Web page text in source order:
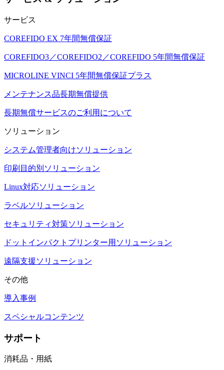
サービス
COREFIDO EX 7年間無償保証
COREFIDO3／COREFIDO2／COREFIDO 5年間無償保証
MICROLINE VINCI 5年間無償保証プラス
メンテナンス品長期無償提供
長期無償サービスのご利用について
ソリューション
システム管理者向けソリューション
印刷目的別ソリューション
Linux対応ソリューション
ラベルソリューション
セキュリティ対策ソリューション
ドットインパクトプリンター用ソリューション
遠隔支援ソリューション
その他
導入事例
スペシャルコンテンツ
サポート
消耗品・用紙